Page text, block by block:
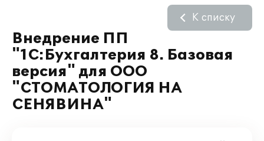
Внедрение ПП
"1С:Бухгалтерия 8. Базовая
версия" для ООО
"СТОМАТОЛОГИЯ НА
СЕНЯВИНА"
К списку